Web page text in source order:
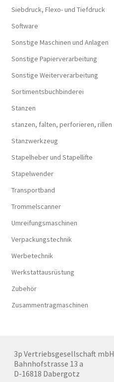
Siebdruck, Flexo- und Tiefdruck
Software
Sonstige Maschinen und Anlagen
Sonstige Papierverarbeitung
Sonstige Weiterverarbeitung
Sortimentsbuchbinderei
Stanzen
stanzen, falten, perforieren, rillen
Stanzwerkzeug
Stapelheber und Stapellifte
Stapelwender
Transportband
Trommelscanner
Umreifungsmaschinen
Verpackungstechnik
Werbetechnik
Werkstattausrüstung
Zubehör
Zusammentragmaschinen
3p Vertriebsgesellschaft mbH
Bahnhofstrasse 13 a
D-16818 Dabergotz